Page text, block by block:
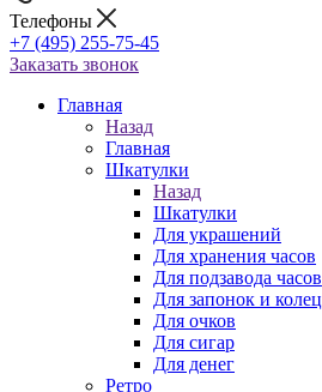
Телефоны
+7 (495) 255-75-45
Заказать звонок
Главная
Назад
Главная
Шкатулки
Назад
Шкатулки
Для украшений
Для хранения часов
Для подзавода часов
Для запонок и колец
Для очков
Для сигар
Для денег
Ретро